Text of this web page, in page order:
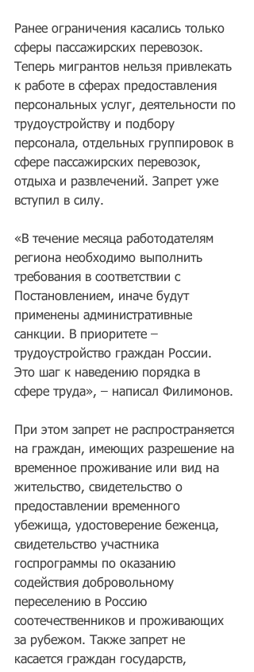
Ранее ограничения касались только
сферы пассажирских перевозок.
Теперь мигрантов нельзя привлекать
к работе в сферах предоставления
персональных услуг, деятельности по
трудоустройству и подбору
персонала, отдельных группировок в
сфере пассажирских перевозок,
отдыха и развлечений. Запрет уже
вступил в силу.
«В течение месяца работодателям
региона необходимо выполнить
требования в соответствии с
Постановлением, иначе будут
применены административные
санкции. В приоритете –
трудоустройство граждан России.
Это шаг к наведению порядка в
сфере труда», – написал Филимонов.
При этом запрет не распространяется
на граждан, имеющих разрешение на
временное проживание или вид на
жительство, свидетельство о
предоставлении временного
убежища, удостоверение беженца,
свидетельство участника
госпрограммы по оказанию
содействия добровольному
переселению в Россию
соотечественников и проживающих
за рубежом. Также запрет не
касается граждан государств,